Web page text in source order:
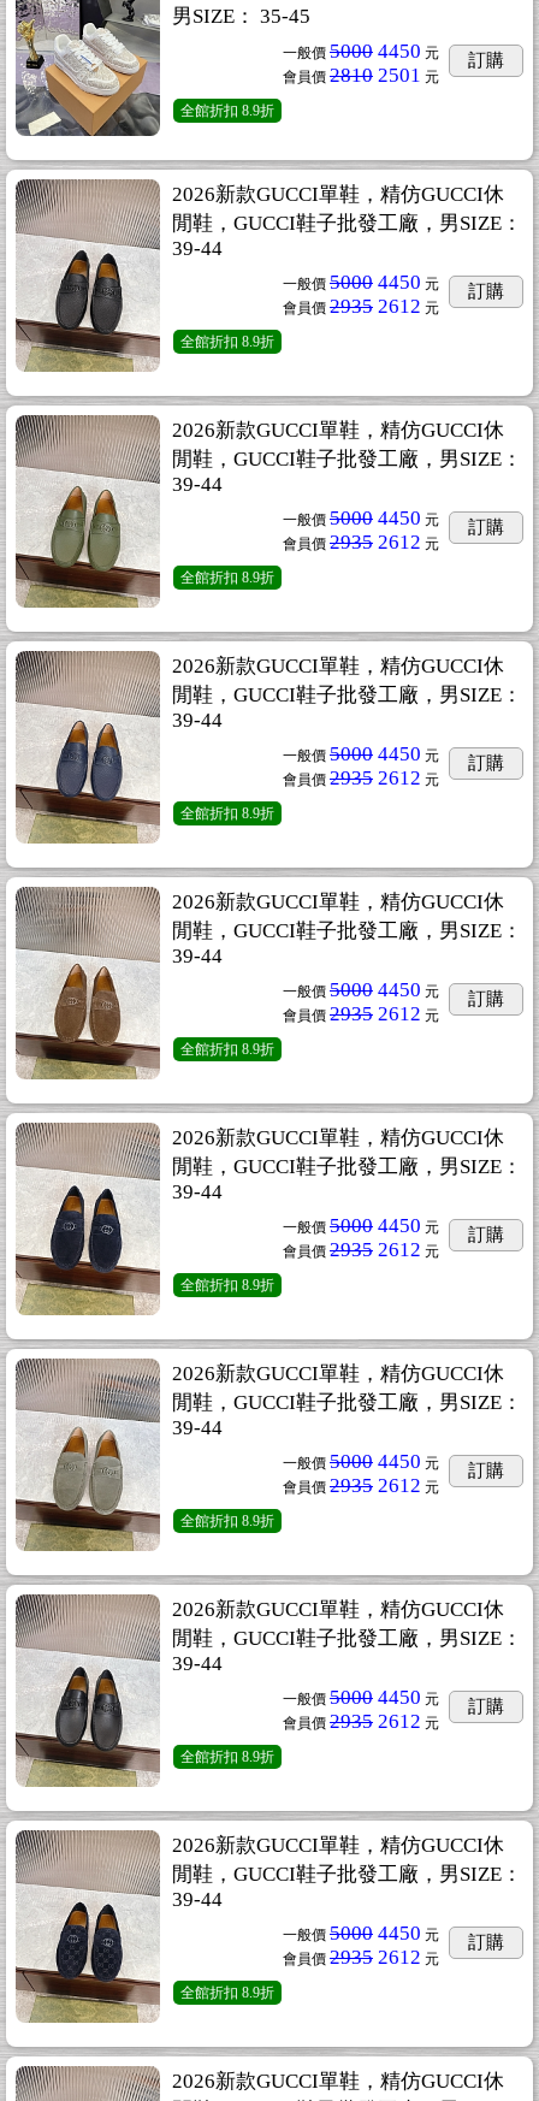
男SIZE： 35-45
一般價 5000 4450 元
會員價 2810 2501 元
訂購
全館折扣 8.9折
2026新款GUCCI單鞋，精仿GUCCI休
閒鞋，GUCCI鞋子批發工廠，男SIZE：
39-44
一般價 5000 4450 元
會員價 2935 2612 元
訂購
全館折扣 8.9折
2026新款GUCCI單鞋，精仿GUCCI休
閒鞋，GUCCI鞋子批發工廠，男SIZE：
39-44
一般價 5000 4450 元
會員價 2935 2612 元
訂購
全館折扣 8.9折
2026新款GUCCI單鞋，精仿GUCCI休
閒鞋，GUCCI鞋子批發工廠，男SIZE：
39-44
一般價 5000 4450 元
會員價 2935 2612 元
訂購
全館折扣 8.9折
2026新款GUCCI單鞋，精仿GUCCI休
閒鞋，GUCCI鞋子批發工廠，男SIZE：
39-44
一般價 5000 4450 元
會員價 2935 2612 元
訂購
全館折扣 8.9折
2026新款GUCCI單鞋，精仿GUCCI休
閒鞋，GUCCI鞋子批發工廠，男SIZE：
39-44
一般價 5000 4450 元
會員價 2935 2612 元
訂購
全館折扣 8.9折
2026新款GUCCI單鞋，精仿GUCCI休
閒鞋，GUCCI鞋子批發工廠，男SIZE：
39-44
一般價 5000 4450 元
會員價 2935 2612 元
訂購
全館折扣 8.9折
2026新款GUCCI單鞋，精仿GUCCI休
閒鞋，GUCCI鞋子批發工廠，男SIZE：
39-44
一般價 5000 4450 元
會員價 2935 2612 元
訂購
全館折扣 8.9折
2026新款GUCCI單鞋，精仿GUCCI休
閒鞋，GUCCI鞋子批發工廠，男SIZE：
39-44
一般價 5000 4450 元
會員價 2935 2612 元
訂購
全館折扣 8.9折
2026新款GUCCI單鞋，精仿GUCCI休